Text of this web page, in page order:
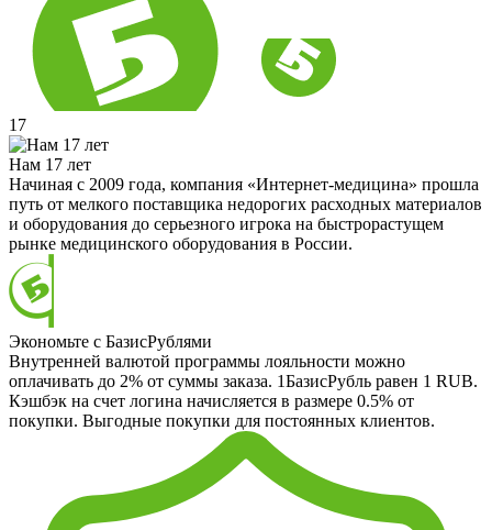
17
Нам 17 лет
Начиная с 2009 года, компания «Интернет-медицина» прошла
путь от мелкого поставщика недорогих расходных материалов
и оборудования до серьезного игрока на быстрорастущем
рынке медицинского оборудования в России.
Экономьте с БазисРублями
Внутренней валютой программы лояльности можно
оплачивать до 2% от суммы заказа. 1БазисРубль равен 1 RUB.
Кэшбэк на счет логина начисляется в размере 0.5% от
покупки. Выгодные покупки для постоянных клиентов.